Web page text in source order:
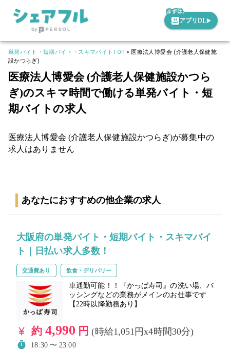
アプリDL
単発バイト・短期バイト・スキマバイトTOP >医療法人博愛会 (介護老人保健施
設かつらぎ)
医療法人博愛会 (介護老人保健施設かつら
ぎ)のスキマ時間で働ける単発バイト・短
期バイトの求人
医療法人博愛会 (介護老人保健施設かつらぎ)が募集中の
求人はありません
あなたにおすすめの他企業の求人
大阪府の単発バイト・短期バイト・スキマバイ
ト｜日払い求人多数！
交通費あり 飲食・デリバリー
車通勤可能！！『かっぱ寿司』の洗い場、バ
ッシングなどの業務がメインのお仕事です
【22時以降勤務あり】
約 4,990 円(時給1,051円x4時間30分)
18:30 〜 23:00